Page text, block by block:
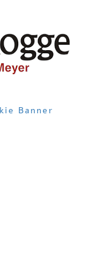
Banner